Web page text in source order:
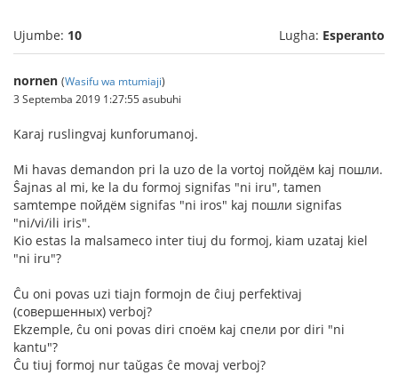
Ujumbe: 10 Lugha: Esperanto
nornen (Wasifu wa mtumiaji)
3 Septemba 2019 1:27:55 asubuhi
Karaj ruslingvaj kunforumanoj.
Mi havas demandon pri la uzo de la vortoj пойдём kaj пошли.
Ŝajnas al mi, ke la du formoj signifas "ni iru", tamen
samtempe пойдём signifas "ni iros" kaj пошли signifas
"ni/vi/ili iris".
Kio estas la malsameco inter tiuj du formoj, kiam uzataj kiel
"ni iru"?
Ĉu oni povas uzi tiajn formojn de ĉiuj perfektivaj
(совершенных) verboj?
Ekzemple, ĉu oni povas diri споём kaj спели por diri "ni
kantu"?
Ĉu tiuj formoj nur taŭgas ĉe movaj verboj?